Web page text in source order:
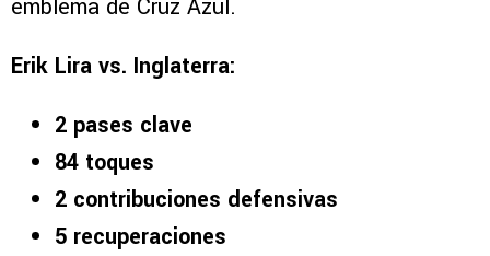
emblema de Cruz Azul.
Erik Lira vs. Inglaterra:
2 pases clave
84 toques
2 contribuciones defensivas
5 recuperaciones